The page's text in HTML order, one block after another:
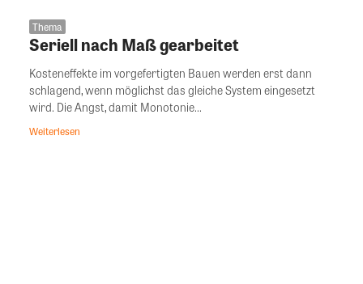
Thema
Seriell nach Maß gearbeitet
Kosteneffekte im vorgefertigten Bauen werden erst dann
schlagend, wenn möglichst das gleiche System eingesetzt
wird. Die Angst, damit Monotonie...
Weiterlesen